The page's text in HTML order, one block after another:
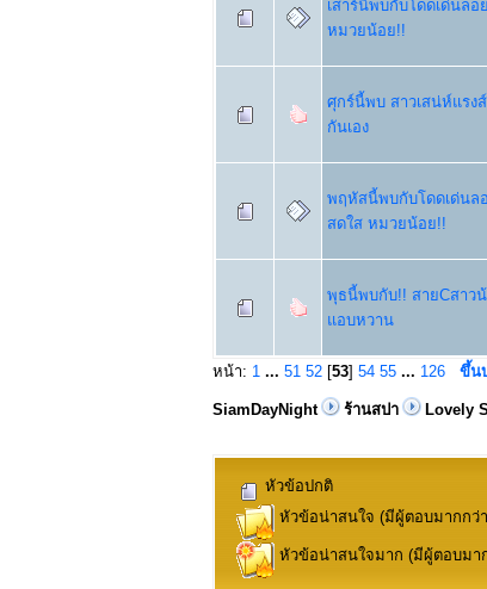
เสาร์นี้พบกับโดดเด่นล
หมวยน้อย!!
ศุกร์นี้พบ สาวเสน่ห์แรง
กันเอง
พฤหัสนี้พบกับโดดเด่นล
สดใส หมวยน้อย!!
พุธนี้พบกับ!! สายCสาว
แอบหวาน
หน้า: 1 ... 51 52 [53] 54 55 ... 126 ขึ้น
SiamDayNight ร้านสปา Lovely
หัวข้อปกติ
หัวข้อน่าสนใจ (มีผู้ตอบมากกว่
หัวข้อน่าสนใจมาก (มีผู้ตอบมา